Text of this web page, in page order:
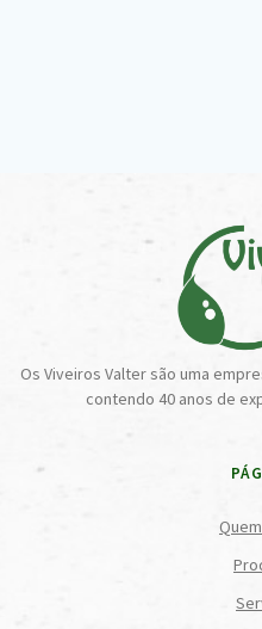
Os Viveiros Valter são uma
contendo 40 anos de